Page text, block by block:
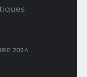
2024